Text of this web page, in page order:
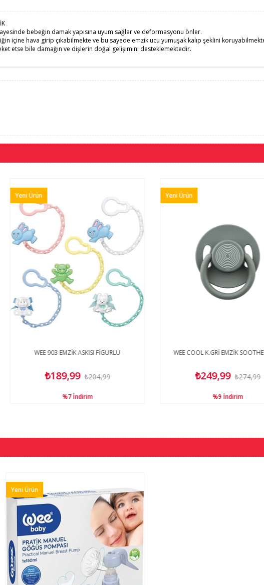
bebeğin damak yapısına uyum sağlar ve deformasyonu önler.
içine hava girip çıkabilmekte ve bu sayede emzik ucu yumuşak kalıp şeklini
etse bile damağın ve dişlerin doğal gelişimini desteklemektedir.
WEE 903 EMZİK ASKISI FİGÜRLÜ
₺189,99 ₺204,99
%7 İndirim
Yeni Ürün
WEE COOL K.GRİ EMZİK
₺249,99 ₺274,99
%9 İndirim
Yeni Ürün
Yeni Ürün